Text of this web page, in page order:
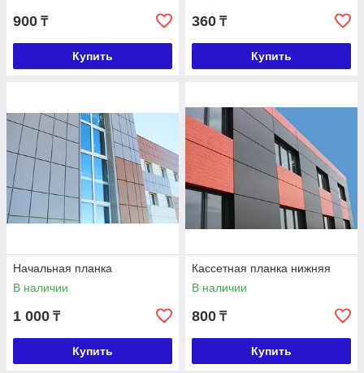
900 ₸
Купить
360 ₸
Купить
Начальная планка
В наличии
1 000 ₸
Купить
Кассетная планка нижняя
В наличии
800 ₸
Купить